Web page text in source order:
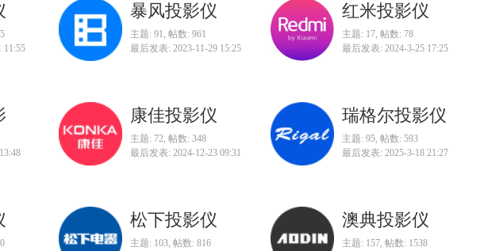
11:55
暴风投影仪
主题: 91, 帖数: 961
最后发表: 2023-11-29 15:25
红米投影仪
主题: 17, 帖数: 78
最后发表: 2024-3-25 17:25
康佳投影仪
主题: 72, 帖数: 348
最后发表: 2024-12-23 09:31
瑞格尔投影仪
主题: 95, 帖数: 593
最后发表: 2025-3-18 21:27
松下投影仪
主题: 103, 帖数: 816
澳典投影仪
主题: 157, 帖数: 1538